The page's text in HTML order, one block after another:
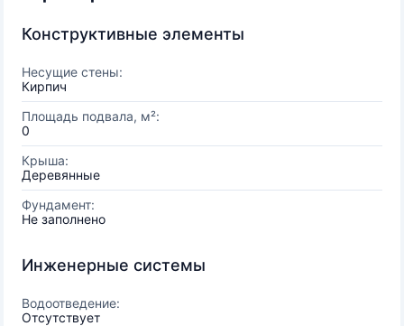
Конструктивные элементы
Несущие стены:
Кирпич
Площадь подвала, м²:
0
Крыша:
Деревянные
Фундамент:
Не заполнено
Инженерные системы
Водоотведение:
Отсутствует